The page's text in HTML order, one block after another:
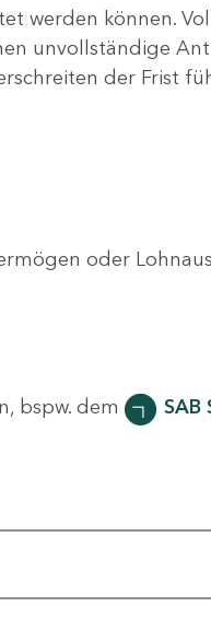
werden können.
unvollständige
der Frist
oder
bspw. dem SAB